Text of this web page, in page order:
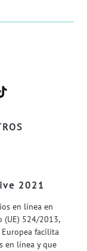
–
2021
en línea en
(UE) 524/2013,
facilita
en línea y que